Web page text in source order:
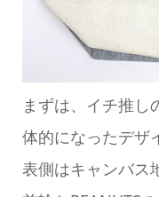
まずは、イチ推し
体的になったデザ
表側はキャンバス